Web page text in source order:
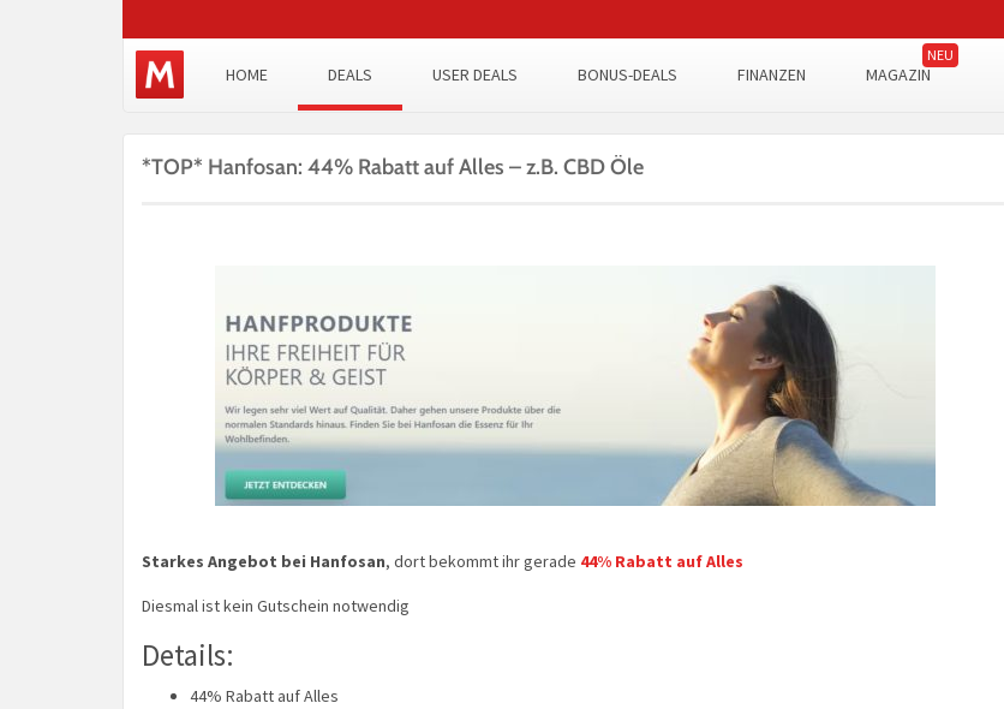
HOME DEALS USER DEALS BONUS-DEALS FINANZEN MAGAZIN
*TOP* Hanfosan: 44% Rabatt auf Alles – z.B. CBD Öle
Starkes Angebot bei Hanfosan, dort bekommt ihr gerade 44% Rabatt auf Alles
Diesmal ist kein Gutschein notwendig
Details:
44% Rabatt auf Alles